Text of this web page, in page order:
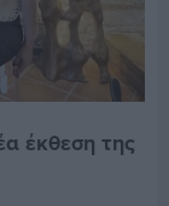
έκθεση της